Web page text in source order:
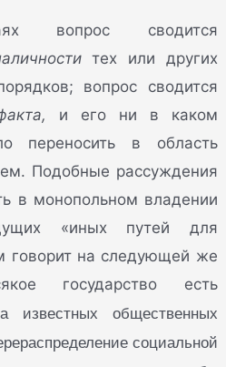
вопрос сводится
тех или других
вопрос сводится
и его ни в каком
переносить в область
Подобные рассуждения
в монопольном владении
«иных путей для
говорит на следующей же
государство есть
известных общественных
социальной